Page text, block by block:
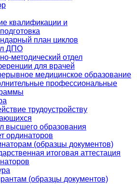
квалификации и
план циклов
ДПО
методический отдел
для врачей
медицинское образование
профессиональные
трудоустройству
высшего образования
ординаторов
(образцы документов)
итоговая аттестация
(образцы документов)